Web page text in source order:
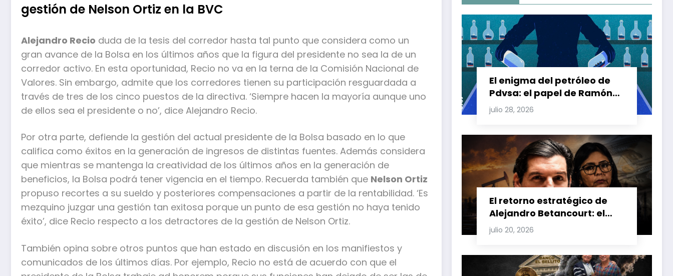
gestión de Nelson Ortiz en la BVC
Alejandro Recio duda de la tesis del corredor hasta tal punto que considera como un
gran avance de la Bolsa en los últimos años que la figura del presidente no sea la de un
corredor activo. En esta oportunidad, Recio no va en la terna de la Comisión Nacional de
Valores. Sin embargo, admite que los corredores tienen su participación resguardada a
través de tres de los cinco puestos de la directiva. ‘Siempre hacen la mayoría aunque uno
de ellos sea el presidente o no’, dice Alejandro Recio.
Por otra parte, defiende la gestión del actual presidente de la Bolsa basado en lo que
califica como éxitos en la generación de ingresos de distintas fuentes. Además considera
que mientras se mantenga la creatividad de los últimos años en la generación de
beneficios, la Bolsa podrá tener vigencia en el tiempo. Recuerda también que Nelson Ortiz
propuso recortes a su sueldo y posteriores compensaciones a partir de la rentabilidad. ‘Es
mezquino juzgar una gestión tan exitosa porque un punto de esa gestión no haya tenido
éxito’, dice Recio respecto a los detractores de la gestión de Nelson Ortiz.
También opina sobre otros puntos que han estado en discusión en los manifiestos y
comunicados de los últimos días. Por ejemplo, Recio no está de acuerdo con que el
El enigma del petróleo de
Pdvsa: el papel de Ramón
Carretero en el triángulo de
Carretero y su impacto en
julio 28, 2026
El retorno estratégico de
Alejandro Betancourt: el
bolichico que desafía la
justicia y renueva su poder
venezolana
julio 20, 2026